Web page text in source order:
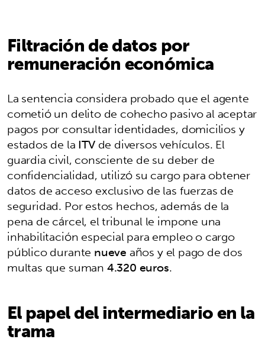
Filtración de datos por
remuneración económica
La sentencia considera probado que el agente
cometió un delito de cohecho pasivo al aceptar
pagos por consultar identidades, domicilios y
estados de laITVde diversos vehículos. El
guardia civil, consciente de su deber de
confidencialidad, utilizó su cargo para obtener
datos de acceso exclusivo de las fuerzas de
seguridad. Por estos hechos, además de la
pena de cárcel, el tribunal le impone una
inhabilitación especial para empleo o cargo
público durante nueveaños y el pago de dos
multas que suman4.320 euros.
El papel del intermediario en la
trama